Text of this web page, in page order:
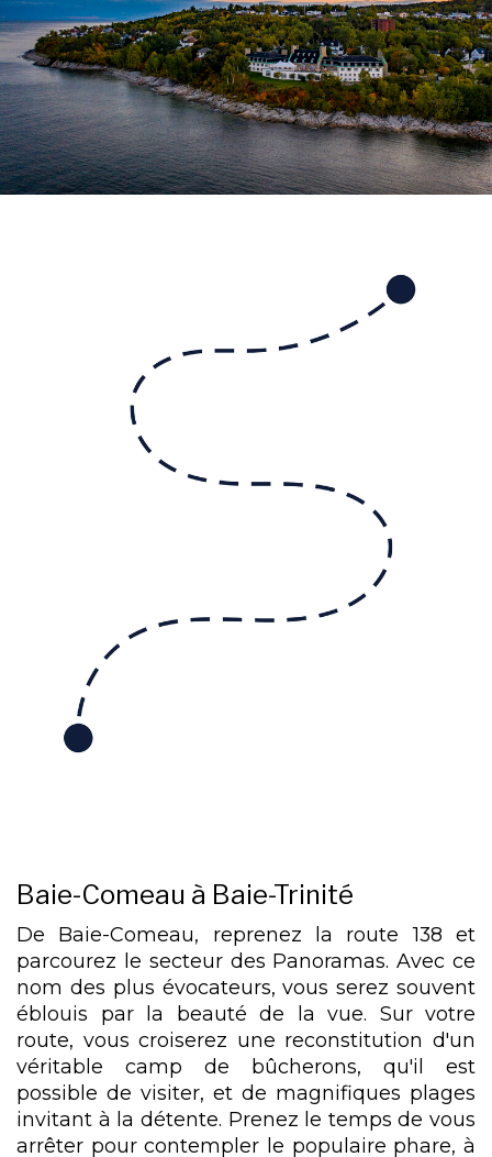
Baie-Comeau à Baie-Trinité
De Baie-Comeau, reprenez la route 138 et
parcourez le secteur des Panoramas. Avec ce
nom des plus évocateurs, vous serez souvent
éblouis par la beauté de la vue. Sur votre
route, vous croiserez une reconstitution d'un
véritable camp de bûcherons, qu'il est
possible de visiter, et de magnifiques plages
invitant à la détente. Prenez le temps de vous
arrêter pour contempler le populaire phare, à